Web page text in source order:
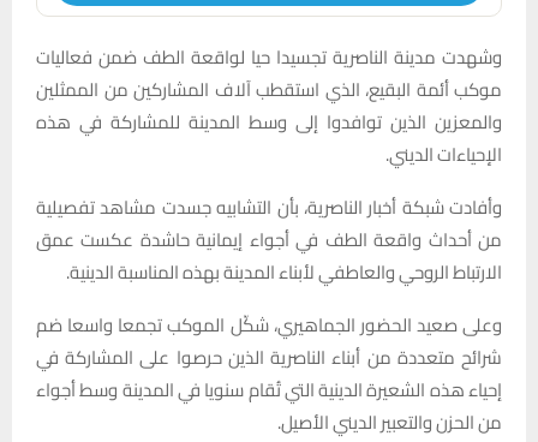
وشهدت مدينة الناصرية تجسيدا حيا لواقعة الطف ضمن فعاليات
موكب أئمة البقيع، الذي استقطب آلاف المشاركين من الممثلين
والمعزين الذين توافدوا إلى وسط المدينة للمشاركة في هذه
الإحياءات الديني.
وأفادت شبكة أخبار الناصرية، بأن التشابيه جسدت مشاهد تفصيلية
من أحداث واقعة الطف في أجواء إيمانية حاشدة عكست عمق
الارتباط الروحي والعاطفي لأبناء المدينة بهذه المناسبة الدينية.
وعلى صعيد الحضور الجماهيري، شكّل الموكب تجمعا واسعا ضم
شرائح متعددة من أبناء الناصرية الذين حرصوا على المشاركة في
إحياء هذه الشعيرة الدينية التي تُقام سنويا في المدينة وسط أجواء
من الحزن والتعبير الديني الأصيل.